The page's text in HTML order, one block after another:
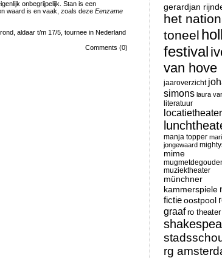
onbegrijpelijk. Stan is een
waard is en vaak, zoals deze Eenzame
aldaar t/m 17/5, tournee in Nederland
Comments (0)
gerardjan
het
toneel
festival
van hove
jaaroverzicht
simons laura
literatuur
locatietheater
manja topper
jongewaard
mime
muziektheater
münchner
kammerspiele
fictieoostpool
graaf ro theater
rg